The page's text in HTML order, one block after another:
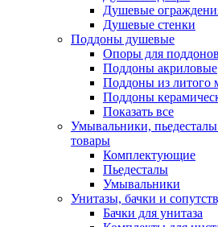
Душевые
Душевые стенки
Поддоны душевые
Опоры для поддонов
Поддоны акриловые
Поддоны из литого
Поддоны
Показать все
Умывальники,
товары
Комплектующие
Пьедесталы
Умывальники
Унитазы, бачки и
Бачки для унитаза